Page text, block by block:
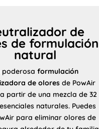
de
de formulación
natural
poderosaformulación
de oloresde PowAir
partir de una mezcla de 32
naturales. Puedes
para eliminar olores de